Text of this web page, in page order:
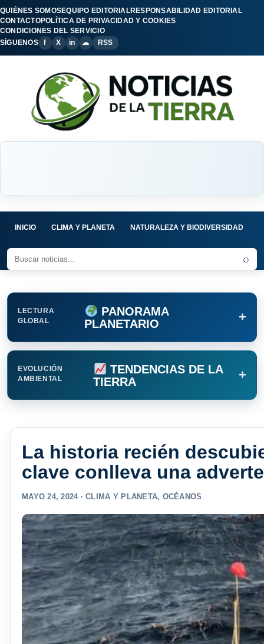
QUIÉNES SOMOSEQUIPO EDITORIALRESPONSABILIDAD EDITORIAL
CONTACTOPOLÍTICA DE PRIVACIDAD Y COOKIES
CONDICIONES DEL SERVICIO
SÍGUENOS
f X in ☁ RSS
INICIO CLIMA Y PLANETA NATURALEZA Y BIODIVERSIDAD
⌕
LECTURA
GLOBAL
PANORAMA
PLANETARIO
+
EVOLUCIÓN
AMBIENTAL
TENDENCIAS DE LA
TIERRA
+
La historia recién
clave conlleva una
MAYO 24, 2024 ·CLIMA Y PLANETA, OCÉANOS